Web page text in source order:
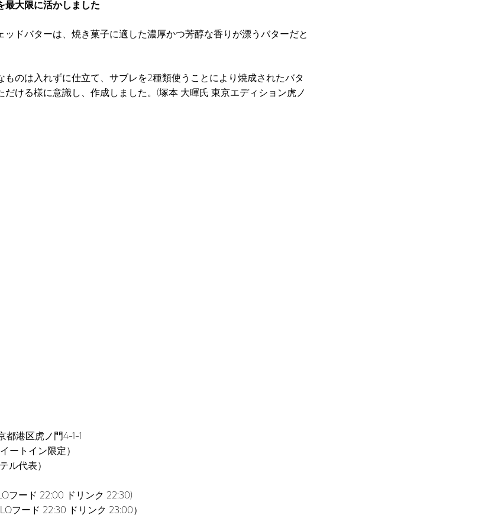
最大限に活かしました
ッドバターは、焼き菓子に適した濃厚かつ芳醇な香りが漂うバターだと
ものは入れずに仕立て、サブレを2種類使うことにより焼成されたバタ
だける様に意識し、作成しました。(塚本 大暉氏 東京エディション虎ノ
区虎ノ門4-1-1
ートイン限定）
ル代表）
フード 22:00 ドリンク 22:30)
フード 22:30 ドリンク 23:00）